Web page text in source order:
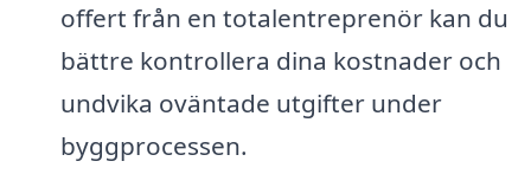
offert från en totalentreprenör kan du
bättre kontrollera dina kostnader och
undvika oväntade utgifter under
byggprocessen.